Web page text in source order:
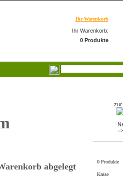
Ihr Warenkorb
Ihr Warenkorb:
0 Produkte
abgelegt
zur
0 Produkte
Kasse